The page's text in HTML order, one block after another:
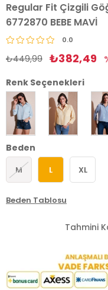
Regular Fit Çizgili
6772870 BEBE MAVİ
0.0
₺449,99 ₺382,49
Renk Seçenekleri
Beden
M L XL
Beden Tablosu
Tahmini